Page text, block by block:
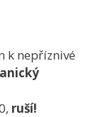
k nepříznivé
ruší!